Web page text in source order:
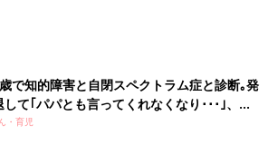
で知的障害と自閉スペクトラム症と診断｡発
て｢パパとも言ってくれなくなり･･･｣、元
選手･岡田優介
・育児